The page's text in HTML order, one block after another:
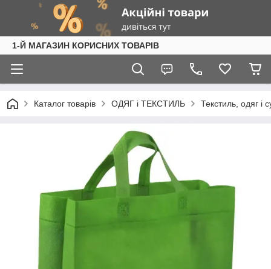
1-Й МАГАЗИН КОРИСНИХ ТОВАРІВ
Каталог товарів ОДЯГ і ТЕКСТИЛЬ Текстиль, одяг і